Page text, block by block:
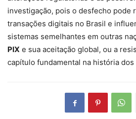
investigação, pois o desfecho pode
transações digitais no Brasil e
sistemas semelhantes em outras
PIX e sua aceitação global, ou a
capítulo fundamental na história